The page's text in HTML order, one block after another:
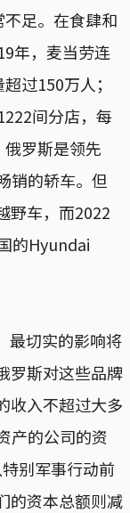
足。在食肆和
年，麦当劳连
过150万人；
间分店，每
罗斯是领先
销的轿车。但
野车，而2022
的Hyundai
最切实的影响将
罗斯对这些品牌
收入不超过大多
产的公司的资
别军事行动前
的资本总额则减